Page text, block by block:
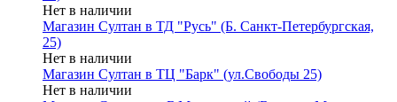
Нет в наличии
Магазин Султан в ТД "Русь" (Б. Санкт-Петербургская,
25)
Нет в наличии
Магазин Султан в ТЦ "Барк" (ул.Свободы 25)
Нет в наличии